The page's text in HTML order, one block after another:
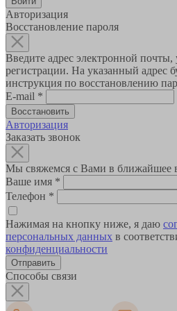
Авторизация
Восстановление пароля
Введите адрес электронной
регистрации. На указанный адрес
инструкция по восстановлению
E-mail *
Авторизация
Заказать звонок
Мы свяжемся с Вами в ближайшее
Ваше имя *
Телефон *
Нажимая на кнопку ниже, я даю
персональных данных в
конфиденциальности
Способы связи